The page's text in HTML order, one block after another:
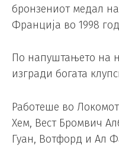
бронзениот медал
Франција во 1998
По напуштањето на
изгради богата
Работеше во
Хем, Вест Бромвич
Гуан, Вотфорд и Ал